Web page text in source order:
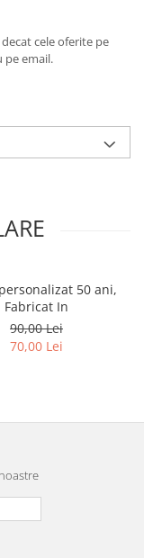
cele oferite pe
pe email.
50 ani,
Fabricat In
90,00 Lei
70,00 Lei